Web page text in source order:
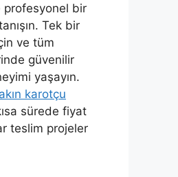
profesyonel bir
Tek bir
ve tüm
güvenilir
yaşayın.
karotçu
sürede fiyat
teslim projeler